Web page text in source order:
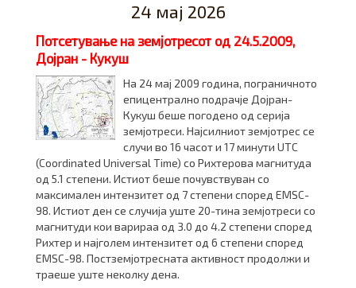
24 мај 2026
Потсетување на земјотресот од 24.5.2009,
Дојран - Кукуш
Нa 24 мај 2009 година, пограничното
епицентрално подрачје Дојран-
Кукуш беше погодено од серија
земјотреси. Најсилниот земјотрес се
случи во 16 часот и 17 минути UTC
(Coordinated Universal Time) со Рихтерова магнитуда
од 5.1 степени. Истиот беше почувствуван со
максимален интензитет од 7 степени според EMSC-
98. Истиот ден се случија уште 20-тина земјотреси со
магнитуди кои варираа од 3.0 до 4.2 степени според
Рихтер и најголем интензитет од 6 степени според
EMSС-98. Постземјотресната активност продолжи и
траеше уште неколку дена.